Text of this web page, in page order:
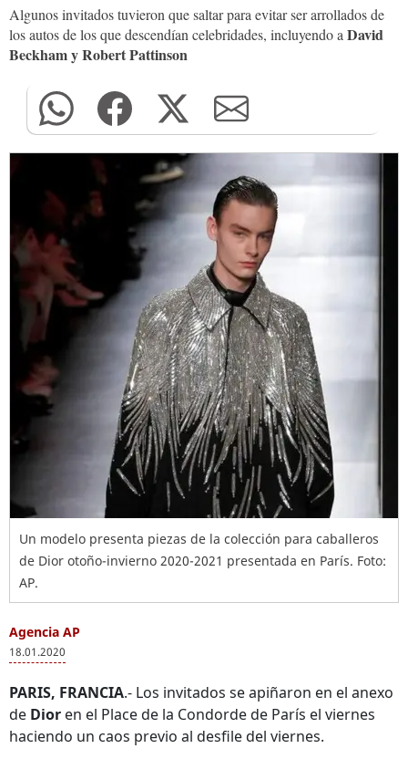
Algunos invitados tuvieron que saltar para evitar ser arrollados de
los autos de los que descendían celebridades, incluyendo a David
Beckham y Robert Pattinson
Un modelo presenta piezas de la colección para caballeros
de Dior otoño-invierno 2020-2021 presentada en París. Foto:
AP.
Agencia AP
18.01.2020
PARIS, FRANCIA.- Los invitados se apiñaron en el anexo
de Dior en el Place de la Condorde de París el viernes
haciendo un caos previo al desfile del viernes.